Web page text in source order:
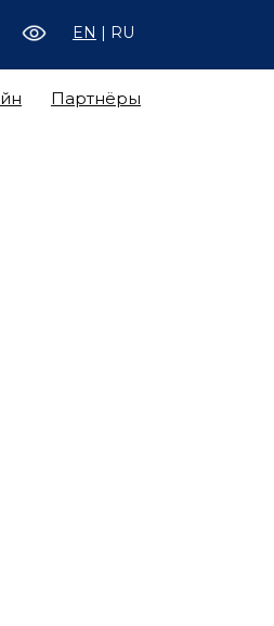
| RU
EN
Партнёры